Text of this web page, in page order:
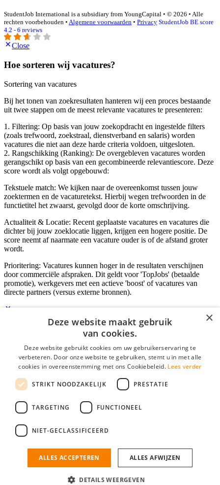
StudentJob International is a subsidiary from YoungCapital • © 2026 • Alle
rechten voorbehouden • Algemene voorwaarden • Privacy StudentJob BE score
4.2 - 6 reviews
Close
Hoe sorteren wij vacatures?
Sortering van vacatures
Bij het tonen van zoekresultaten hanteren wij een proces bestaande
uit twee stappen om de meest relevante vacatures te presenteren:
1. Filtering: Op basis van jouw zoekopdracht en ingestelde filters
(zoals trefwoord, zoekstraal, dienstverband en salaris) worden
vacatures die niet aan deze harde criteria voldoen, uitgesloten.
2. Rangschikking (Ranking): De overgebleven vacatures worden
gerangschikt op basis van een gecombineerde relevantiescore. Deze
score wordt als volgt opgebouwd:
Tekstuele match: We kijken naar de overeenkomst tussen jouw
zoektermen en de vacaturetekst. Hierbij wegen trefwoorden in de
functietitel het zwaarst, gevolgd door de korte omschrijving.
Actualiteit & Locatie: Recent geplaatste vacatures en vacatures die
dichter bij jouw zoeklocatie liggen, krijgen een hogere positie. De
score neemt af naarmate een vacature ouder is of de afstand groter
wordt.
Prioritering: Vacatures kunnen hoger in de resultaten verschijnen
door commerciële afspraken. Dit geldt voor 'TopJobs' (betaalde
promotie), werkgevers met een actieve 'boost' of vacatures van
directe partners (versus externe bronnen).
Inloggen als bedrijf
E-mail*
Wachtwoord
login gegevens onthouden
login
Bedrijf aanmelden
nieuwe collega/werknemer zo gevonden!
×
Deze website maakt gebruik
van cookies.
Deze website gebruikt cookies om uw gebruikerservaring te
verbeteren. Door onze website te gebruiken, stemt u in met alle
cookies in overeenstemming met ons Cookiebeleid. Lees verder
STRIKT NOODZAKELIJK PRESTATIE
TARGETING FUNCTIONEEL
NIET-GECLASSIFICEERD
ALLES ACCEPTEREN ALLES AFWIJZEN
DETAILS WEERGEVEN